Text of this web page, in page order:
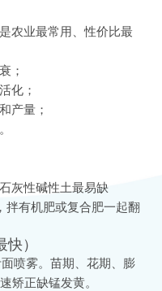
农业最常用、性价比最
；
化；
产量；
灰性碱性土最易缺
，拌有机肥或复合肥一起翻
）
喷雾。苗期、花期、膨
矫正缺锰发黄。